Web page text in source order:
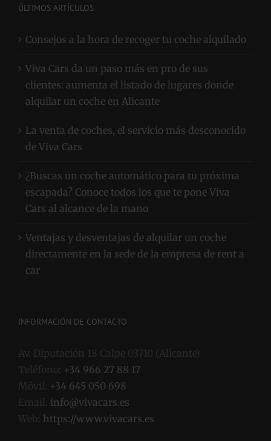
ÚLTIMOS ARTÍCULOS
Consejos a la hora de recoger tu coche alquilado
Viva Cars da un paso más en pro de sus
clientes: aumenta el listado de lugares donde
alquilar un coche en Alicante
La venta de coches, el servicio más desconocido
de Viva Cars
¿Buscas un coche automático para tu próxima
escapada? Conoce todos los que te pone Viva
Cars al alcance de la mano
Ventajas y desventajas de alquilar un coche
directamente en la sede de la empresa de rent a
car
INFORMACIÓN DE CONTACTO
Av. Diputación 18 Calpe 03710 (Alicante)
Teléfono: +34 966 27 88 17
Móvil: +34 645 050 698
Email: info@vivacars.es
Web: https://www.vivacars.es